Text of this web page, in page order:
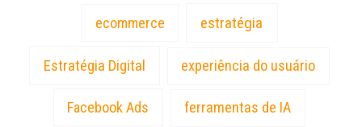
ecommerce estratégia
Estratégia Digital experiência do usuário
Facebook Ads ferramentas de IA